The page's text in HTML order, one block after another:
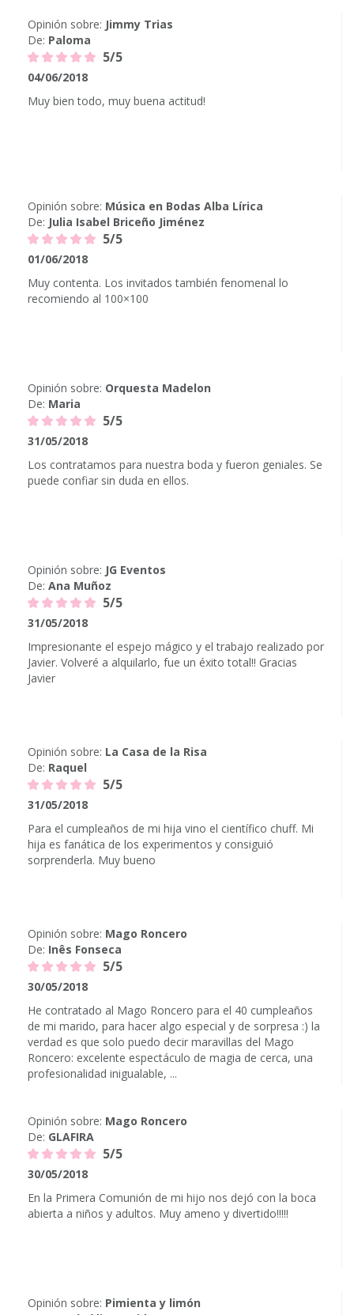
Opinión sobre: Jimmy Trias
De: Paloma
5/5
04/06/2018
Muy bien todo, muy buena actitud!
Opinión sobre: Música en Bodas Alba Lírica
De: Julia Isabel Briceño Jiménez
5/5
01/06/2018
Muy contenta. Los invitados también fenomenal lo
recomiendo al 100×100
Opinión sobre: Orquesta Madelon
De: Maria
5/5
31/05/2018
Los contratamos para nuestra boda y fueron geniales. Se
puede confiar sin duda en ellos.
Opinión sobre: JG Eventos
De: Ana Muñoz
5/5
31/05/2018
Impresionante el espejo mágico y el trabajo realizado por
Javier. Volveré a alquilarlo, fue un éxito total!! Gracias
Javier
Opinión sobre: La Casa de la Risa
De: Raquel
5/5
31/05/2018
Para el cumpleaños de mi hija vino el científico chuff. Mi
hija es fanática de los experimentos y consiguió
sorprenderla. Muy bueno
Opinión sobre: Mago Roncero
De: Inês Fonseca
5/5
30/05/2018
He contratado al Mago Roncero para el 40 cumpleaños
de mi marido, para hacer algo especial y de sorpresa :) la
verdad es que solo puedo decir maravillas del Mago
Roncero: excelente espectáculo de magia de cerca, una
profesionalidad inigualable, ...
Opinión sobre: Mago Roncero
De: GLAFIRA
5/5
30/05/2018
En la Primera Comunión de mi hijo nos dejó con la boca
abierta a niños y adultos. Muy ameno y divertido!!!!!
Opinión sobre: Pimienta y limón